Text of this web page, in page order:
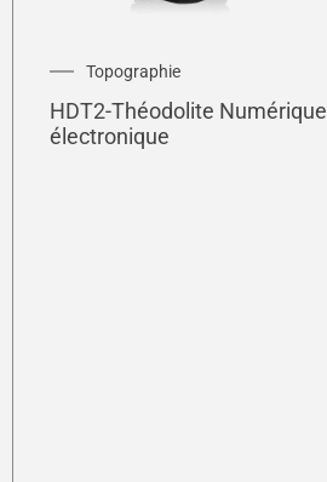
Topographie
HDT2-Théodolite Numérique
électronique